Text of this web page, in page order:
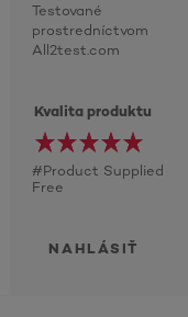
Testované
prostredníctvom
All2test.com
Kvalita produktu
#Product Supplied
Free
NAHLÁSIŤ